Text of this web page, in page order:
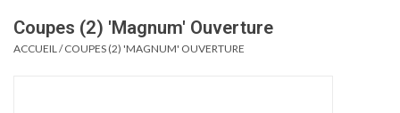
Boire
Coupes (2) 'Magnum' Ouverture
ACCUEIL /COUPES (2) 'MAGNUM' OUVERTURE